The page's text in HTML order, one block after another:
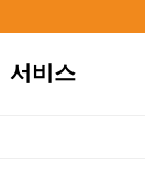
서비스